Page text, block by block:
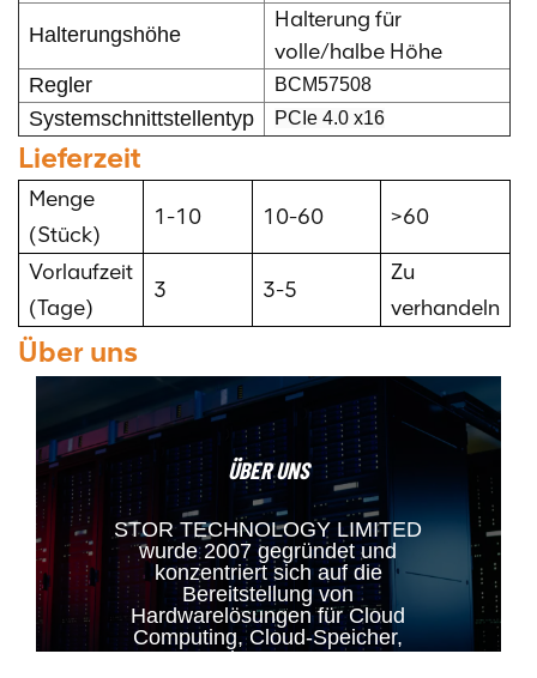
Halterungshöhe
Halterung für
volle/halbe Höhe
Regler BCM57508
Systemschnittstellentyp PCIe 4.0 x16
Lieferzeit
Menge
(Stück)
1-10 10-60 >60
Vorlaufzeit
(Tage)
3 3-5
Zu
verhandeln
Über uns
ÜBER UNS
STOR TECHNOLOGY LIMITED
wurde 2007 gegründet und
konzentriert sich auf die
Bereitstellung von
Hardwarelösungen für Cloud
Computing, Cloud-Speicher,
Rechenzentren,